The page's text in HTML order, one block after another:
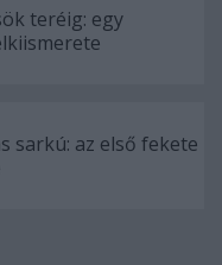
teréig: egy
sarkú: az első fekete